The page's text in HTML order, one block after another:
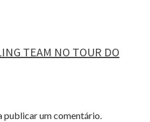
TEAM NO TOUR DO
publicar um comentário.